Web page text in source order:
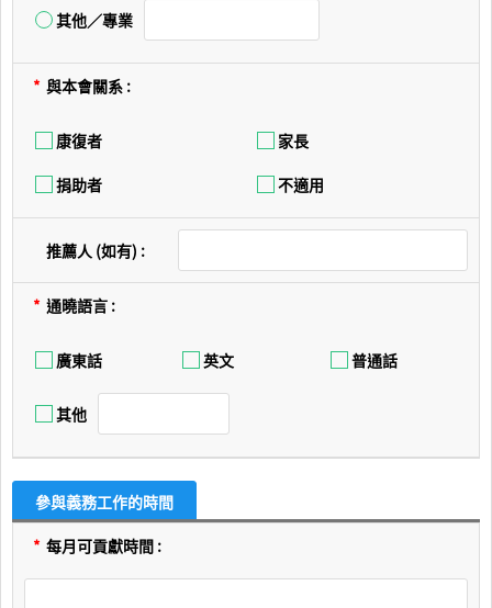
其他／專業
* 與本會關系 :
康復者
家長
捐助者
不適用
推薦人 (如有) :
* 通曉語言 :
廣東話 英文 普通話
其他
參與義務工作的時間
* 每月可貢獻時間 :